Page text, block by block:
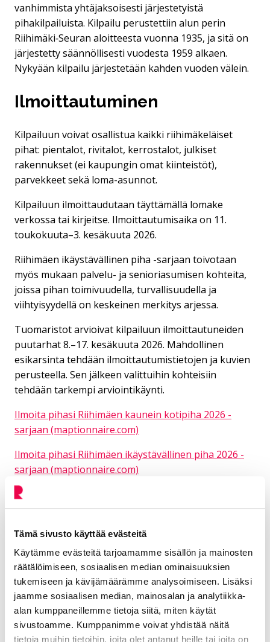
Tämä sivusto käyttää evästeitä
Käytämme evästeitä tarjoamamme sisällön ja mainosten
räätälöimiseen, sosiaalisen median ominaisuuksien
tukemiseen ja kävijämäärämme analysoimiseen. Lisäksi
jaamme sosiaalisen median, mainosalan ja analytiikka-
alan kumppaneillemme tietoja siitä, miten käytät
sivustoamme. Kumppanimme voivat yhdistää näitä
tietoja muihin tietoihin, joita olet antanut heille tai joita on
vanhimmista yhtäjaksoisesti järjestetyistä
pihakilpailuista. Kilpailu perustettiin alun perin
Riihimäki‑Seuran aloitteesta vuonna 1935, ja sitä on
järjestetty säännöllisesti vuodesta 1959 alkaen.
Nykyään kilpailu järjestetään kahden vuoden välein.
Ilmoittautuminen
Kilpailuun voivat osallistua kaikki riihimäkeläiset
pihat: pientalot, rivitalot, kerrostalot, julkiset
rakennukset (ei kaupungin omat kiinteistöt),
parvekkeet sekä loma-asunnot.
Kilpailuun ilmoittaudutaan täyttämällä lomake
verkossa tai kirjeitse. Ilmoittautumisaika on 11.
toukokuuta–3. kesäkuuta 2026.
Riihimäen ikäystävällinen piha -sarjaan toivotaan
myös mukaan palvelu- ja senioriasumisen kohteita,
joissa pihan toimivuudella, turvallisuudella ja
viihtyisyydellä on keskeinen merkitys arjessa.
Tuomaristot arvioivat kilpailuun ilmoittautuneiden
puutarhat 8.–17. kesäkuuta 2026. Mahdollinen
esikarsinta tehdään ilmoittautumistietojen ja kuvien
perusteella. Sen jälkeen valittuihin kohteisiin
tehdään tarkempi arviointikäynti.
Ilmoita pihasi Riihimäen kaunein kotipiha 2026 -
sarjaan (maptionnaire.com)
Ilmoita pihasi Riihimäen ikäystävällinen piha 2026 -
sarjaan (maptionnaire.com)
Kilpailuun voi osallistua myös lähettämällä pihan
tiedot ja 1–3 valokuvaa kirjeitse osoitteeseen:
Riihimäen kaupunki
V. O. Mäkisen katu 2
11120 Riihimäki
Kuoreen merkintä: Kotipihakilpailu.
Tuomarointi